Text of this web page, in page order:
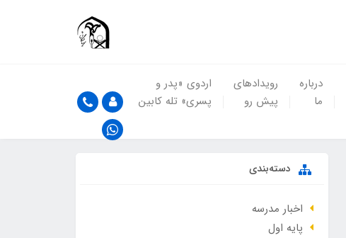
درباره
ما
رویدادهای
پیش رو
اردوی «پدر و
پسری» تله کابین
دسته‌بندی
اخبار مدرسه
پایه اول